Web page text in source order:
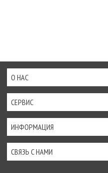
О НАС
СЕРВИС
ИНФОРМАЦИЯ
СВЯЗЬ С НАМИ